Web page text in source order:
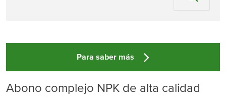
Para saber más
Abono complejo NPK de alta calidad